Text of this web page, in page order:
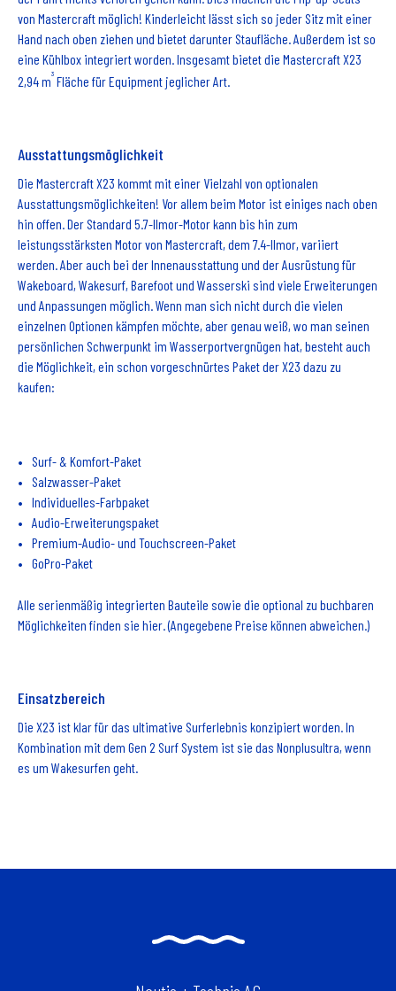
von Mastercraft möglich! Kinderleicht lässt sich so jeder Sitz mit einer
Hand nach oben ziehen und bietet darunter Staufläche. Außerdem ist so
eine Kühlbox integriert worden. Insgesamt bietet die Mastercraft X23
2,94 m³Fläche für Equipment jeglicher Art.
Ausstattungsmöglichkeit
Die Mastercraft X23 kommt mit einer Vielzahl von optionalen
Ausstattungsmöglichkeiten! Vor allem beim Motor ist einiges nach oben
hin offen. Der Standard 5.7-Ilmor-Motor kann bis hin zum
leistungsstärksten Motor von Mastercraft, dem 7.4-Ilmor, variiert
werden. Aber auch bei der Innenausstattung und der Ausrüstung für
Wakeboard, Wakesurf, Barefoot und Wasserski sind viele Erweiterungen
und Anpassungen möglich. Wenn man sich nicht durch die vielen
einzelnen Optionen kämpfen möchte, aber genau weiß, wo man seinen
persönlichen Schwerpunkt im Wasserportvergnügen hat, besteht auch
die Möglichkeit, ein schon vorgeschnürtes Paket der X23 dazu zu
kaufen:
Surf- & Komfort-Paket
Salzwasser-Paket
Individuelles-Farbpaket
Audio-Erweiterungspaket
Premium-Audio- und Touchscreen-Paket
GoPro-Paket
Alle serienmäßig integrierten Bauteile sowie die optional zu buchbaren
Möglichkeiten finden sie hier. (Angegebene Preise können abweichen.)
Einsatzbereich
Die X23 ist klar für das ultimative Surferlebnis konzipiert worden. In
Kombination mit dem Gen 2 Surf System ist sie das Nonplusultra, wenn
es um Wakesurfen geht.